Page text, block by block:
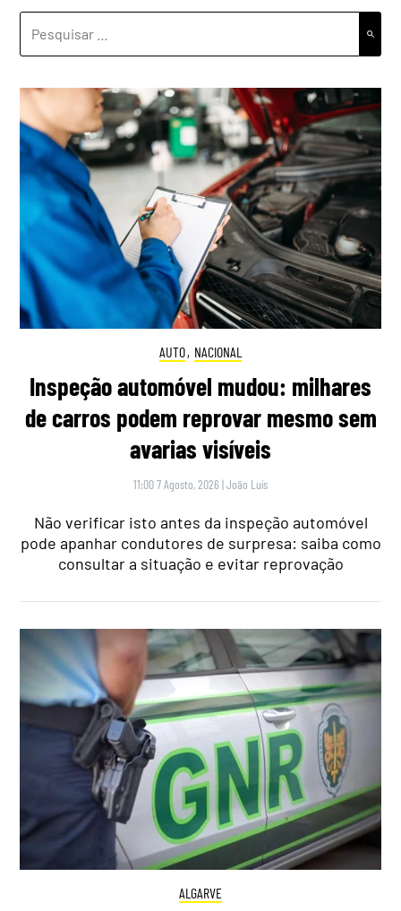
POR:
AUTO, NACIONAL
Inspeção automóvel mudou: milhares
de carros podem reprovar mesmo sem
avarias visíveis
11:00 7 Agosto, 2026 |João Luís
Não verificar isto antes da inspeção automóvel
pode apanhar condutores de surpresa: saiba como
consultar a situação e evitar reprovação
ALGARVE